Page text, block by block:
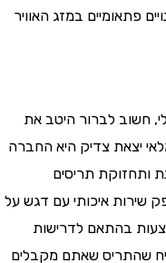
במזג האוויר
לברור היטב את
צדיק היא החברה
תריסים
איכותי עם דגש על
בהתאם לדרישות
שאתם מקבלים